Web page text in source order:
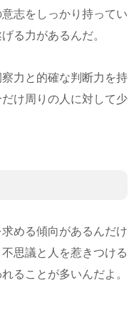
志をしっかり持ってい
る力があるんだ。
力と的確な判断力を持
け周りの人に対して少
める傾向があるんだけ
思議と人を惹きつける
ることが多いんだよ。